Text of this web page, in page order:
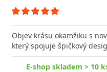
Objev krásu okamžiku s
který spojuje špičkový
E-shop skladem > 10